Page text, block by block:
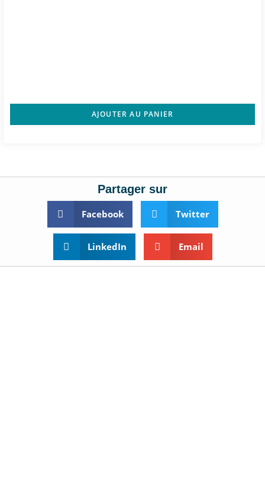
AJOUTER AU PANIER
Partager sur
Facebook Twitter
LinkedIn Email